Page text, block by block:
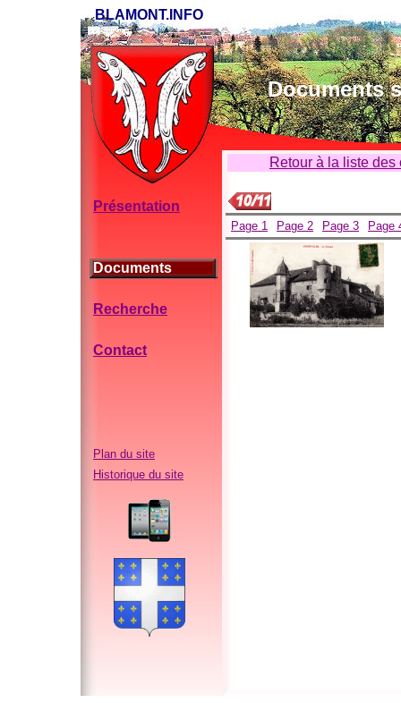
BLAMONT.INFO
Documents
Présentation
Documents
Recherche
Contact
Plan du site
Historique du site
Retour à la liste
Page 1 Page 2 Page 3 Page